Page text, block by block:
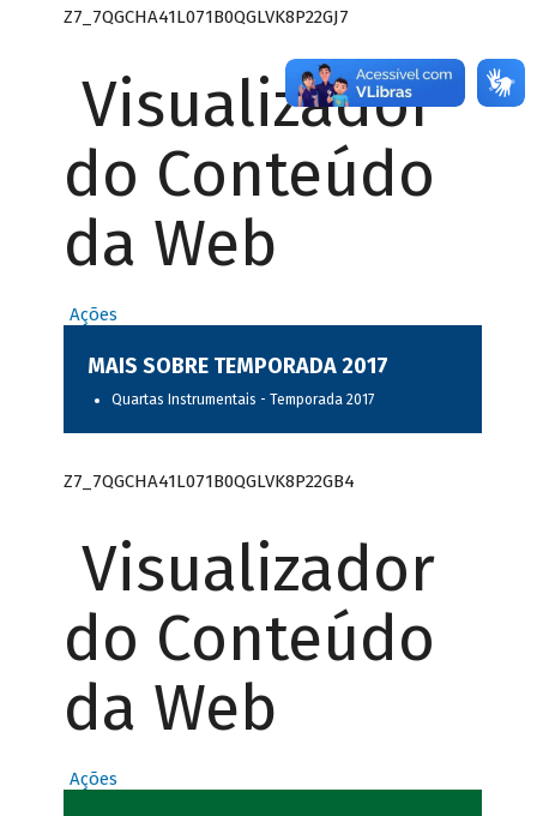
Z7_7QGCHA41L071B0QGLVK8P22GJ7
Visualizador
do Conteúdo
da Web
Ações
MAIS SOBRE TEMPORADA 2017
Quartas Instrumentais - Temporada 2017
Z7_7QGCHA41L071B0QGLVK8P22GB4
Visualizador
do Conteúdo
da Web
Ações